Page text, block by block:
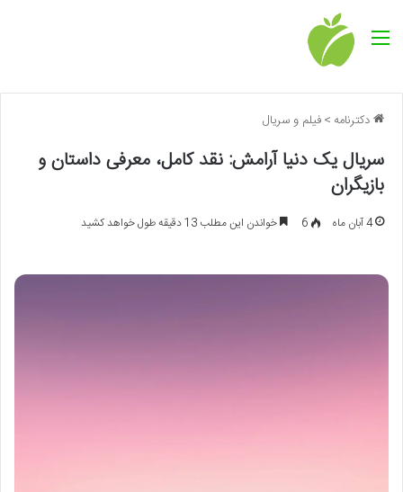
منو
دکترنامه >فیلم و سریال
سریال یک دنیا آرامش: نقد کامل، معرفی داستان و
بازیگران
4 آبان ماه 6 خواندن این مطلب 13 دقیقه طول خواهد کشید